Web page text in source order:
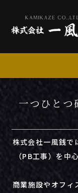
一つひとつ
株式会社一風銭で
（PB工事） を 中心
商業施設や オフィ